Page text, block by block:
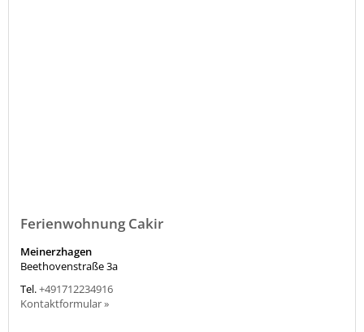
Ferienwohnung Cakir
Meinerzhagen
Beethovenstraße 3a
Tel.+491712234916
Kontaktformular »